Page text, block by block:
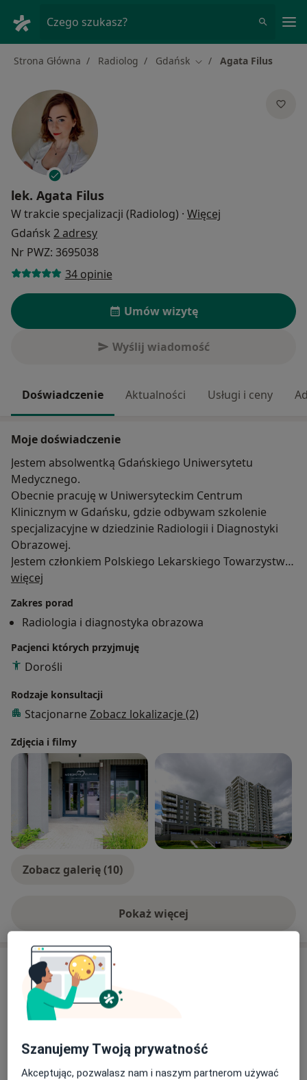
Czego szukasz?
Strona Główna Radiolog Gdańsk Zmień miasto
Agata Filus
lek. Agata Filus
W trakcie specjalizacji (Radiolog) · Więcej
Gdańsk 2 adresy
Nr PWZ: 3695038
34 opinie
Umów wizytę
Wyślij wiadomość
Doświadczenie Aktualności Usługi i ceny
Moje doświadczenie
Jestem absolwentką Gdańskiego Uniwersytetu
Medycznego.
Obecnie pracuję w Uniwersyteckim Centrum
Klinicznym w Gdańsku, gdzie odbywam szkolenie
specjalizacyjne w dziedzinie Radiologii i Diagnostyki
Obrazowej.
Jestem członkiem Polskiego Lekarskiego Towarzystwa
Radiologicznego i biorę czynny udział w corocznych
stale podnosząc swoje kwalifikacje zawodowe poprzez
m.in. uzyskanie certyfikatu PLTR umiejętności w
zakresie diagnostyki ogólnej USG.
skrupulatnie wykonane, spersonalizowane badanie
USG jest podstawą diagnostyki wielu schorzeń i skraca
ścieżkę do postawienia finalnej diagnozy w
zdecydowanej większości przypadków.
Badam osoby DOROSŁE.
więcej
Zakres porad
Radiologia i diagnostyka obrazowa
Pacjenci których przyjmuję
Dorośli
Rodzaje konsultacji
Stacjonarne Zobacz lokalizacje (2)
Zdjęcia i filmy
Zobacz galerię (10)
Pokaż więcejo doświadczeniu
Aktualności
lek. Agata Filus
Stanisława Lema 2, 80-126 Gdańsk
24/01/2024
Szanujemy Twoją prywatność
Akceptując, pozwalasz nam i naszym partnerom używać